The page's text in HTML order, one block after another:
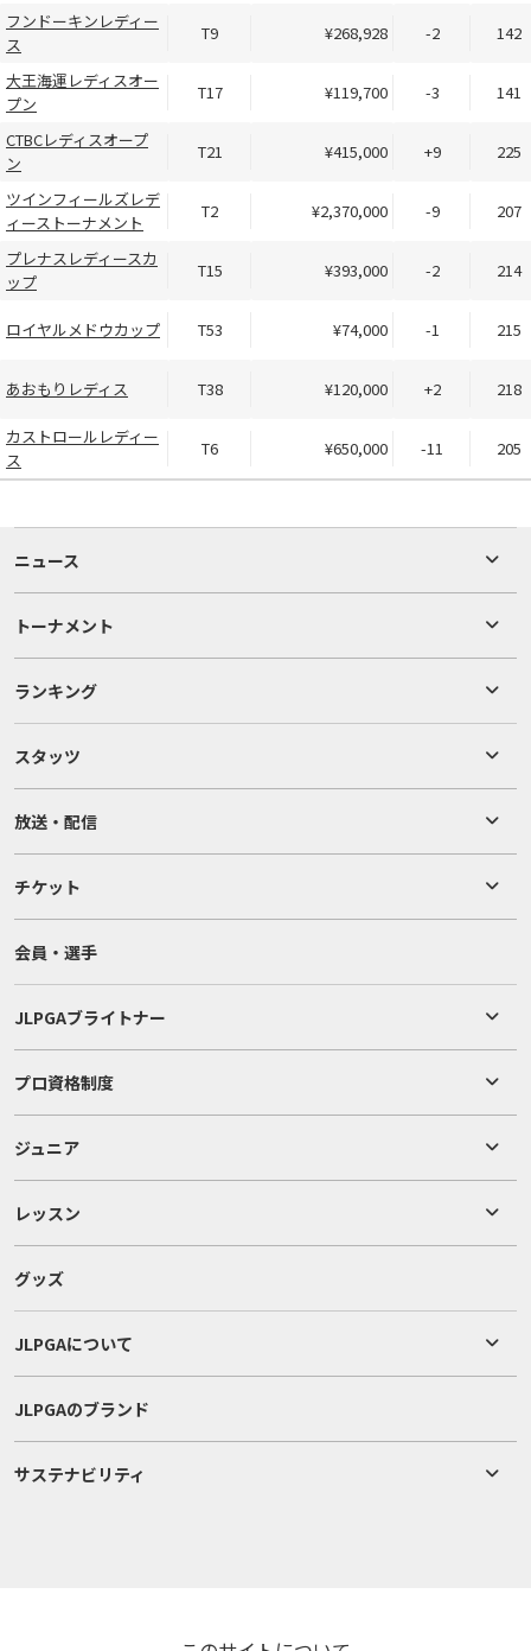
フンドーキンレディー
ス
T9 ¥268,928 -2 142
大王海運レディスオー
プン
T17 ¥119,700 -3 141
CTBCレディスオープ
ン
T21 ¥415,000 +9 225
ツインフィールズレデ
ィーストーナメント
T2 ¥2,370,000 -9 207
プレナスレディースカ
ップ
T15 ¥393,000 -2 214
ロイヤルメドウカップ T53 ¥74,000 -1 215
あおもりレディス T38 ¥120,000 +2 218
カストロールレディー
ス
T6 ¥650,000 -11 205
ニュース
トーナメント
ランキング
スタッツ
放送・配信
チケット
会員・選手
JLPGAブライトナー
プロ資格制度
ジュニア
レッスン
グッズ
JLPGAについて
JLPGAのブランド
サステナビリティ